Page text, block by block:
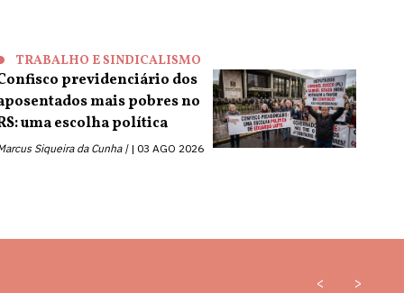
TRABALHO E SINDICALISMO
previdenciário dos
mais pobres no
uma escolha política
Siqueira da Cunha | 03 AGO 2026
< >